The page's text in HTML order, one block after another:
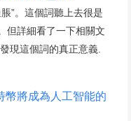
”。這個詞聽上去很是
但詳細看了一下相關文
現這個詞的真正意義.
幣將成為人工智能的